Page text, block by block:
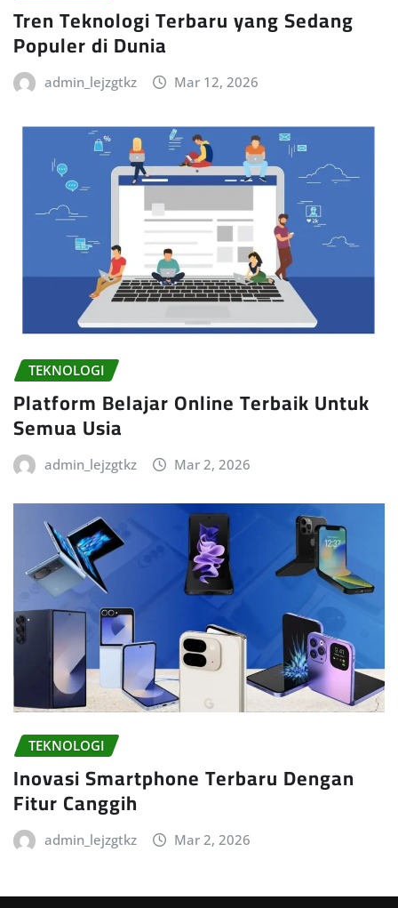
Tren Teknologi Terbaru yang Sedang
Populer di Dunia
admin_lejzgtkz Mar 12, 2026
TEKNOLOGI
Platform Belajar Online Terbaik Untuk
Semua Usia
admin_lejzgtkz Mar 2, 2026
TEKNOLOGI
Inovasi Smartphone Terbaru Dengan
Fitur Canggih
admin_lejzgtkz Mar 2, 2026